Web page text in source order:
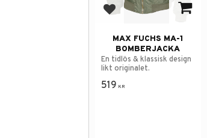
Add to favorites
MAX FUCHS MA-1
BOMBERJACKA
En tidlös & klassisk design
likt originalet.
519 KR